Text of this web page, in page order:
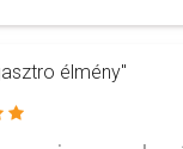
élmény"